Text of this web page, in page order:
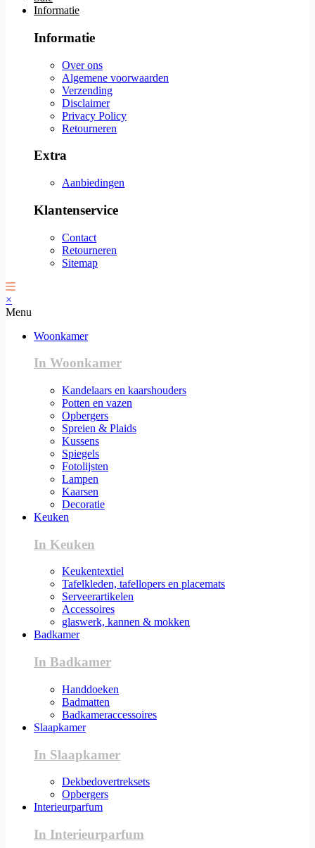
Informatie
Informatie
Over ons
Algemene voorwaarden
Verzending
Disclaimer
Privacy Policy
Retourneren
Extra
Aanbiedingen
Klantenservice
Contact
Retourneren
Sitemap
×
Menu
Woonkamer
In Woonkamer
Kandelaars en kaarshouders
Potten en vazen
Opbergers
Spreien & Plaids
Kussens
Spiegels
Fotolijsten
Lampen
Kaarsen
Decoratie
Keuken
In Keuken
Keukentextiel
Tafelkleden, tafellopers en placemats
Serveerartikelen
Accessoires
glaswerk, kannen & mokken
Badkamer
In Badkamer
Handdoeken
Badmatten
Badkameraccessoires
Slaapkamer
In Slaapkamer
Dekbedovertreksets
Opbergers
Interieurparfum
In Interieurparfum